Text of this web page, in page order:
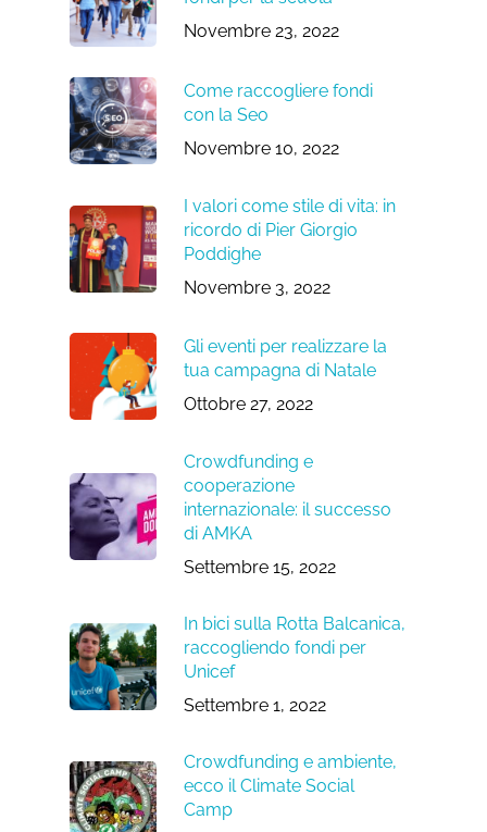
Novembre 23, 2022
Come raccogliere fondi
con la Seo
Novembre 10, 2022
I valori come stile di vita: in
ricordo di Pier Giorgio
Poddighe
Novembre 3, 2022
Gli eventi per realizzare la
tua campagna di Natale
Ottobre 27, 2022
Crowdfunding e
cooperazione
internazionale: il successo
di AMKA
Settembre 15, 2022
In bici sulla Rotta Balcanica,
raccogliendo fondi per
Unicef
Settembre 1, 2022
Crowdfunding e ambiente,
ecco il Climate Social
Camp